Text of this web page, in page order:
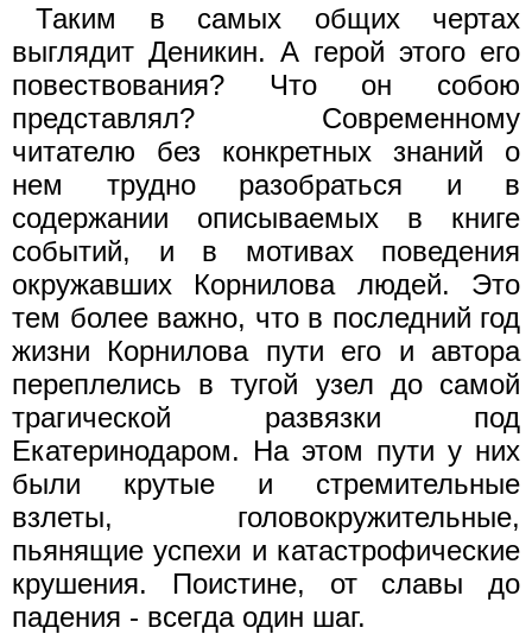
Таким в самых общих чертах
выглядит Деникин. А герой этого его
повествования? Что он собою
представлял? Современно­му
читателю без конкретных знаний о
нем трудно разобраться и в
содержании описываемых в книге
событий, и в мотивах по­ведения
окружавших Корнилова людей. Это
тем более важно, что в последний год
жизни Корнилова пути его и автора
переплелись в тугой узел до самой
трагической развязки под
Екатеринодаром. На этом пути у них
были крутые и стремительные
взлеты, головокружительные,
пьянящие успехи и катастрофические
крушения. Поистине, от славы до
падения - всегда один шаг.